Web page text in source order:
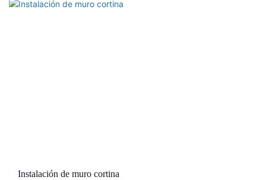
Instalación de muro cortina